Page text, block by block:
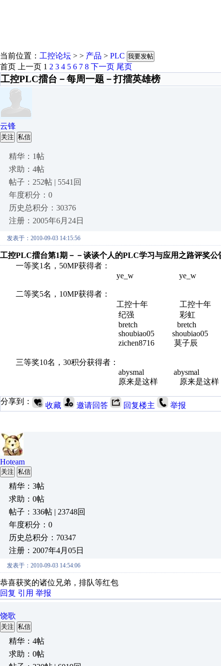
当前位置： 工控论坛 > > 产品 > PLC 我要发帖
首页 上一页 1 2 3 4 5 6 7 8 下一页 尾页
工控PLC擂台－每周一题－打擂英雄榜
云锋
关注 私信
精华：1帖
求助：4帖
帖子：252帖 | 5541回
年度积分：0
历史总积分：30376
注册：2005年6月24日
发表于：2010-09-03 14:15:56
工控PLC擂台第1期－－谈谈个人的PLC学习与应用之路评奖公
一等奖1名，50MP获得者：
ye_w ye_w
二等奖5名，10MP获得者：
工控十年 工控十年
纪强 彩虹
bretch bretch
shoubiao05 shoubiao05
zichen8716 莫子辰
三等奖10名，30积分获得者：
abysmal abysmal
原来是这样 原来是这样
分享到： 收藏 邀请回答 回复楼主 举报
Hoteam
关注 私信
精华：3帖
求助：0帖
帖子：336帖 | 23748回
年度积分：0
历史总积分：70347
注册：2007年4月05日
发表于：2010-09-03 14:54:06
恭喜获奖的诸位兄弟，排队等红包
回复 引用 举报
饶歌
关注 私信
精华：4帖
求助：0帖